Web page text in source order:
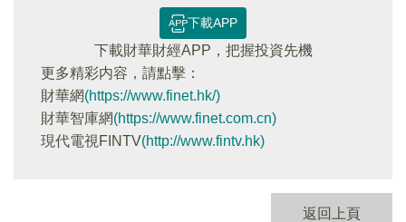
下載APP
下載財華財經APP，把握投資先機
更多精彩内容，請點擊：
財華網(https://www.finet.hk/)
財華智庫網(https://www.finet.com.cn)
現代電視FINTV(http://www.fintv.hk)
返回上頁